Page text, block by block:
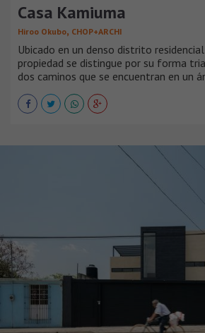
Casa Kamiuma
Hiroo Okubo, CHOP+ARCHI
Ubicado en un denso distrito
propiedad se distingue por su forma
dos caminos que se encuentran en un